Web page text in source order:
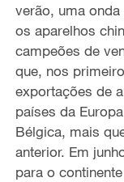
verão, uma
os aparelhos
campeões de
que, nos
exportações de
países da
Bélgica, mais
anterior. Em
para o